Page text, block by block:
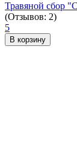
Травяной сбор
(Отзывов: 2)
5
В корзину